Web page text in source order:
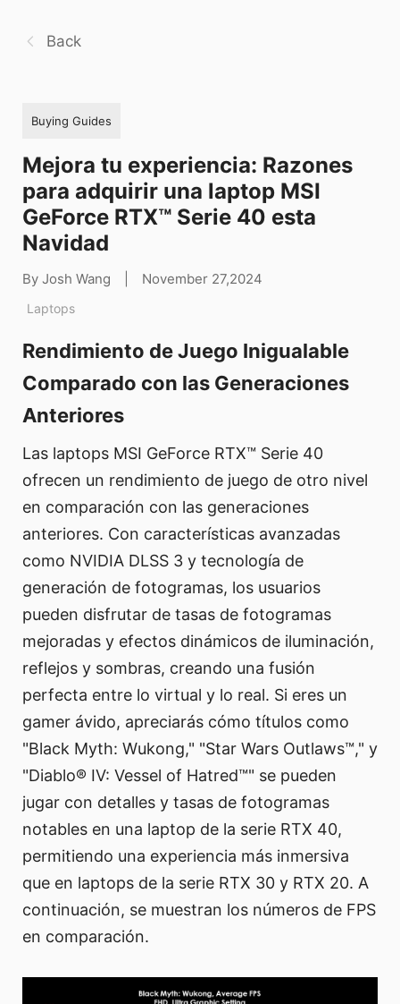
Back
Buying Guides
Mejora tu experiencia: Razones
para adquirir una laptop MSI
GeForce RTX™ Serie 40 esta
Navidad
By Josh Wang November 27,2024
Laptops
Rendimiento de Juego Inigualable
Comparado con las Generaciones
Anteriores
Las laptops MSI GeForce RTX™ Serie 40
ofrecen un rendimiento de juego de otro nivel
en comparación con las generaciones
anteriores. Con características avanzadas
como NVIDIA DLSS 3 y tecnología de
generación de fotogramas, los usuarios
pueden disfrutar de tasas de fotogramas
mejoradas y efectos dinámicos de iluminación,
reflejos y sombras, creando una fusión
perfecta entre lo virtual y lo real. Si eres un
gamer ávido, apreciarás cómo títulos como
"Black Myth: Wukong," "Star Wars Outlaws™," y
"Diablo® IV: Vessel of Hatred™" se pueden
jugar con detalles y tasas de fotogramas
notables en una laptop de la serie RTX 40,
permitiendo una experiencia más inmersiva
que en laptops de la serie RTX 30 y RTX 20. A
continuación, se muestran los números de FPS
en comparación.